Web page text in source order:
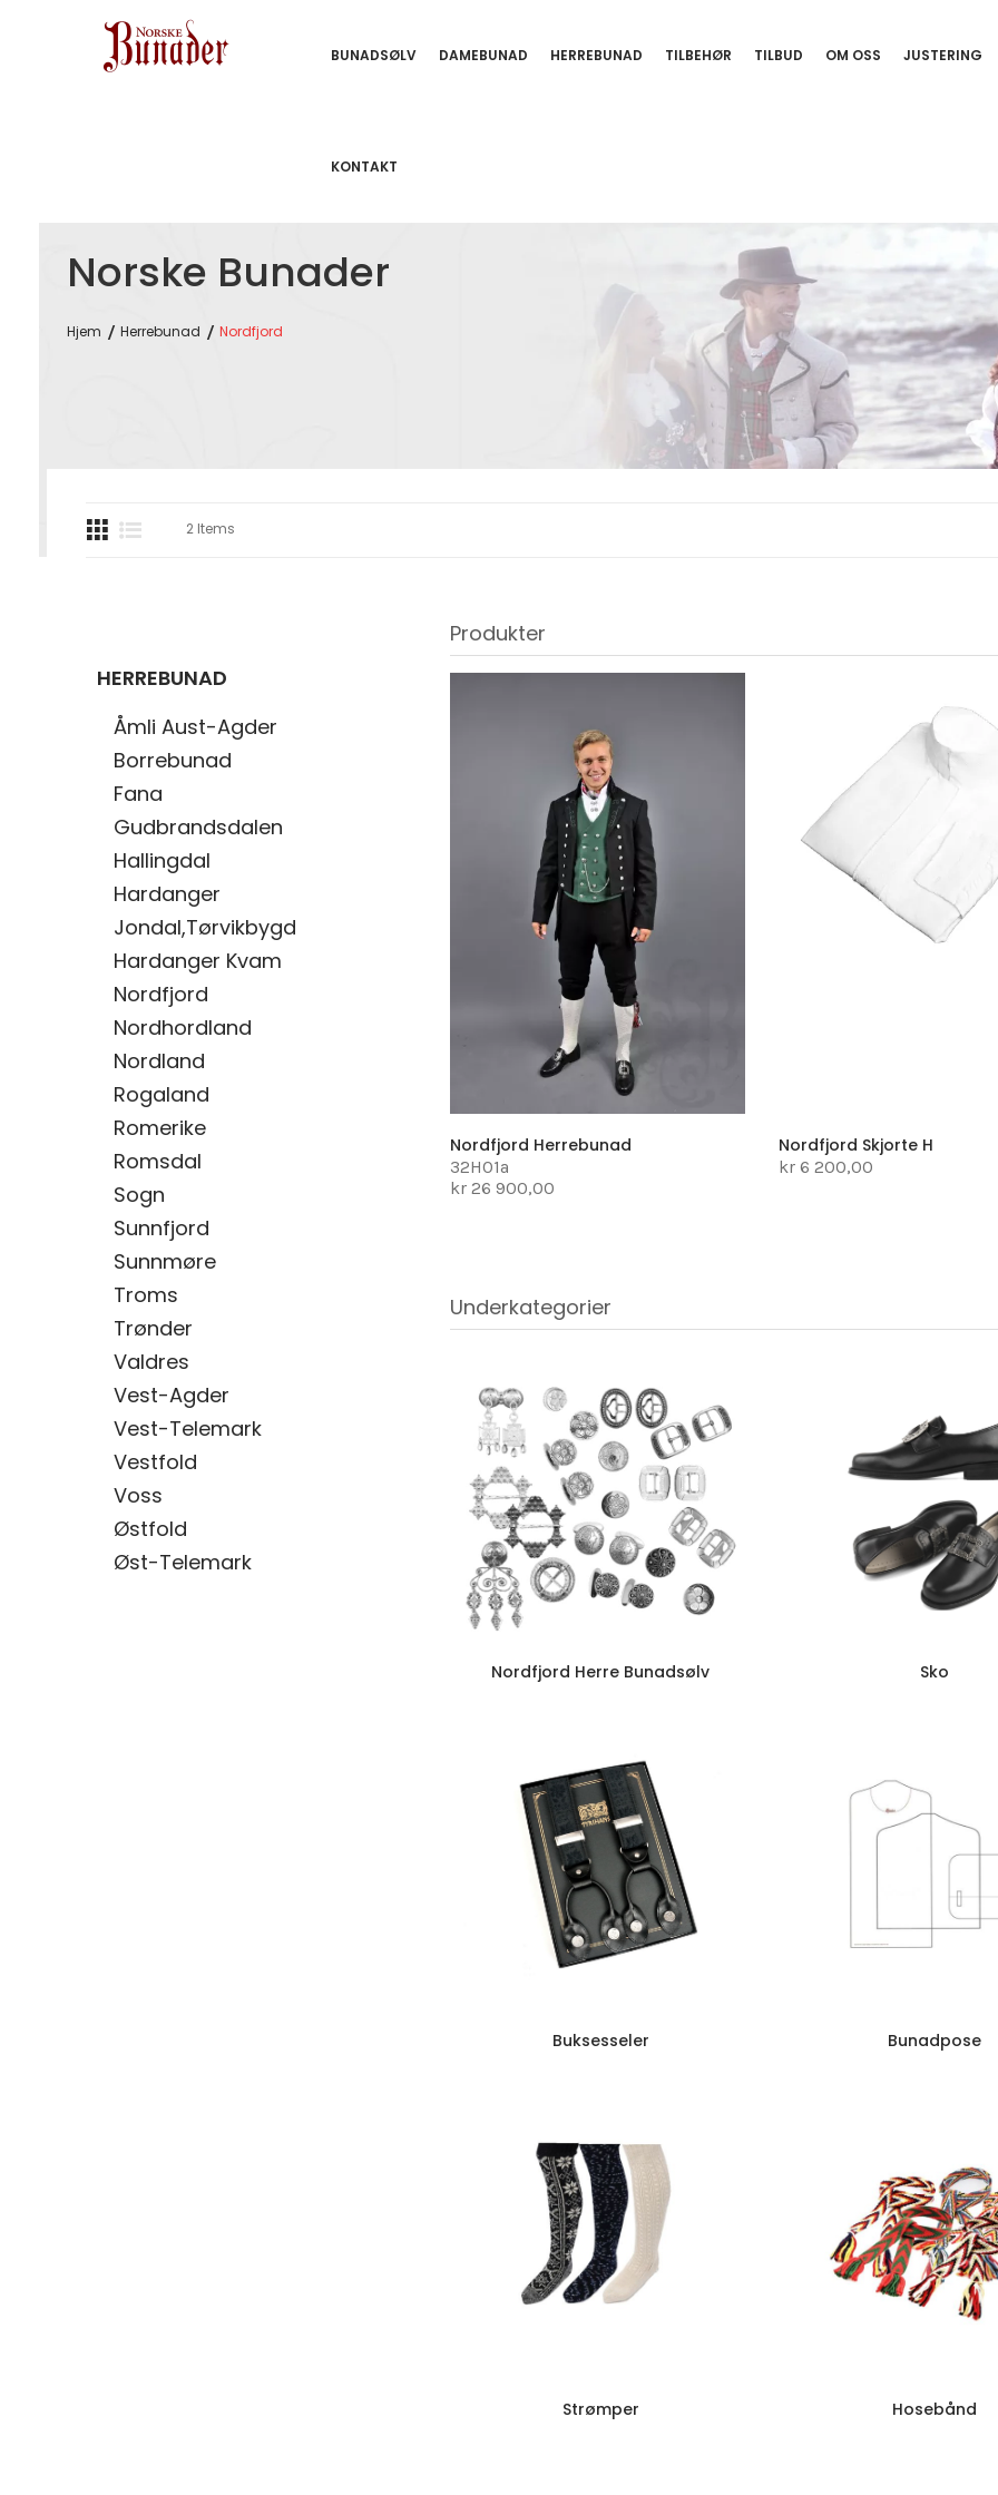
BUNADSØLV DAMEBUNAD HERREBUNAD TILBEHØR TILBUD OM OSS JUSTERING
KONTAKT
Norske Bunader
Hjem Herrebunad Nordfjord
HERREBUNAD
Åmli Aust-Agder
Borrebunad
Fana
Gudbrandsdalen
Hallingdal
Hardanger
Jondal,Tørvikbygd
Hardanger Kvam
Nordfjord
Nordhordland
Nordland
Rogaland
Romerike
Romsdal
Sogn
Sunnfjord
Sunnmøre
Troms
Trønder
Valdres
Vest-Agder
Vest-Telemark
Vestfold
Voss
Østfold
Øst-Telemark
Produkter
Nordfjord Herrebunad
32H01a
kr 26 900,00
Nordfjord Skjorte H
kr 6 200,00
Underkategorier
Nordfjord Herre Bunadsølv Sko
Buksesseler Bunadpose
Strømper Hosebånd
2 Items